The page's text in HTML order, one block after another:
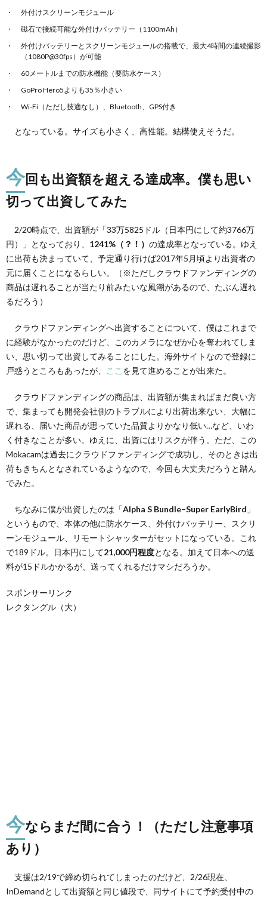
外付けスクリーンモジュール
磁石で接続可能な外付けバッテリー（1100mAh）
外付けバッテリーとスクリーンモジュールの搭載で、最大4時間の連続撮影
（1080P@30fps）が可能
60メートルまでの防水機能（要防水ケース）
GoPro Hero5よりも35％小さい
Wi-Fi（ただし技適なし）、Bluetooth、GPS付き
となっている。サイズも小さく、高性能。結構使えそうだ。
今回も出資額を超える達成率。僕も思い
切って出資してみた
2/20時点で、出資額が「33万5825ドル（日本円にして約3766万
円）」となっており、 1241%（？！） の達成率となっている。ゆえ
に出荷も決まっていて、予定通り行けば2017年5月頃より出資者の
元に届くことになるらしい。（※ただしクラウドファンディングの
商品は遅れることが当たり前みたいな風潮があるので、たぶん遅れ
るだろう）
クラウドファンディングへ出資することについて、僕はこれまで
に経験がなかったのだけど、このカメラになぜか心を奪われてしま
い、思い切って出資してみることにした。海外サイトなので登録に
戸惑うところもあったが、
ここ を見て進めることが出来た。
クラウドファンディングの商品は、出資額が集まればまだ良い方
で、集まっても開発会社側のトラブルにより出荷出来ない、大幅に
遅れる、届いた商品が思っていた品質よりかなり低い…など、いわ
く付きなことが多い。ゆえに、出資にはリスクが伴う。ただ、この
Mokacamは過去にクラウドファンディングで成功し、そのときは出
荷もきちんとなされているようなので、今回も大丈夫だろうと踏ん
でみた。
ちなみに僕が出資したのは「Alpha S Bundle–Super EarlyBird 」
というもので、本体の他に防水ケース、外付けバッテリー、スクリ
ーンモジュール、リモートシャッターがセットになっている。これ
で189ドル。日本円にして21,000円程度となる。加えて日本への送
料が15ドルかかるが、送ってくれるだけマシだろうか。
スポンサーリンク
レクタングル（大）
今ならまだ間に合う！（ただし注意事項
あり）
支援は2/19で締め切られてしまったのだけど、2/26現在、
InDemandとして出資額と同じ値段で、同サイトにて予約受付中の